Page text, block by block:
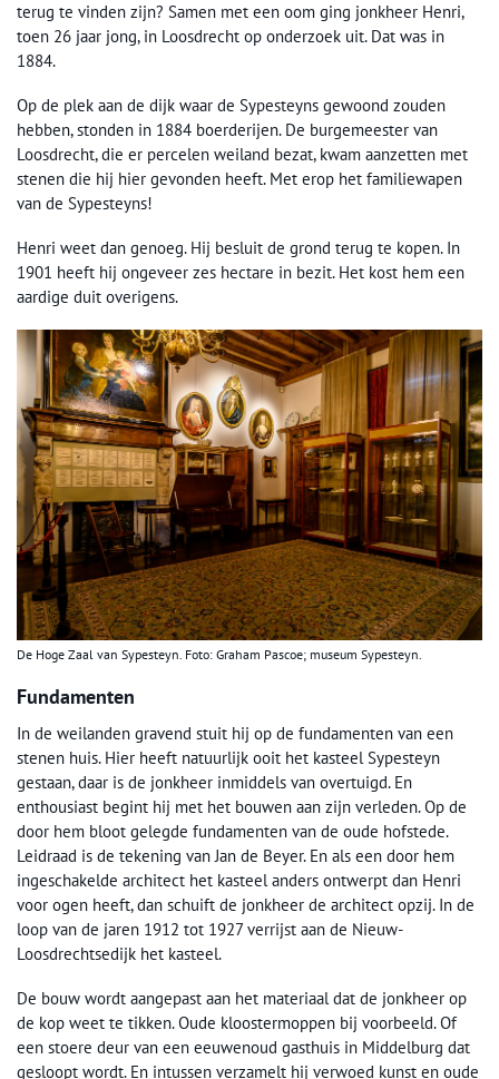
terug te vinden zijn? Samen met een oom ging jonkheer Henri,
toen 26 jaar jong, in Loosdrecht op onderzoek uit. Dat was in
1884.
Op de plek aan de dijk waar de Sypesteyns gewoond zouden
hebben, stonden in 1884 boerderijen. De burgemeester van
Loosdrecht, die er percelen weiland bezat, kwam aanzetten met
stenen die hij hier gevonden heeft. Met erop het familiewapen
van de Sypesteyns!
Henri weet dan genoeg. Hij besluit de grond terug te kopen. In
1901 heeft hij ongeveer zes hectare in bezit. Het kost hem een
aardige duit overigens.
De Hoge Zaal van Sypesteyn. Foto: Graham Pascoe; museum Sypesteyn.
Fundamenten
In de weilanden gravend stuit hij op de fundamenten van een
stenen huis. Hier heeft natuurlijk ooit het kasteel Sypesteyn
gestaan, daar is de jonkheer inmiddels van overtuigd. En
enthousiast begint hij met het bouwen aan zijn verleden. Op de
door hem bloot gelegde fundamenten van de oude hofstede.
Leidraad is de tekening van Jan de Beyer. En als een door hem
ingeschakelde architect het kasteel anders ontwerpt dan Henri
voor ogen heeft, dan schuift de jonkheer de architect opzij. In de
loop van de jaren 1912 tot 1927 verrijst aan de Nieuw-
Loosdrechtsedijk het kasteel.
De bouw wordt aangepast aan het materiaal dat de jonkheer op
de kop weet te tikken. Oude kloostermoppen bij voorbeeld. Of
een stoere deur van een eeuwenoud gasthuis in Middelburg dat
gesloopt wordt. En intussen verzamelt hij verwoed kunst en oude